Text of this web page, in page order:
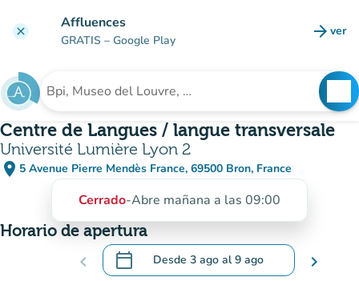
clear Affluences
GRATIS – Google Play arrow_forward ver
Buscar un establecimiento
Centre de Langues / langue transversale
Université Lumière Lyon 2
place 5 Avenue Pierre Mendès France, 69500 Bron, France
(abrir en Google Maps)
(nueva pestaña)
Cerrado-Abre mañana a las 09:00
Horario de apertura
chevron_left calendar_today Desde 3 ago al9 ago
.Abra el calendario para cambiar las
chevron_right